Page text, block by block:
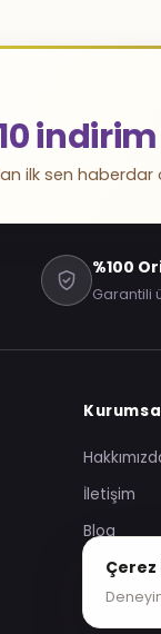
indirim
ilk sen haberdar
%100
Garantili
İletişim
Blog
Çerez